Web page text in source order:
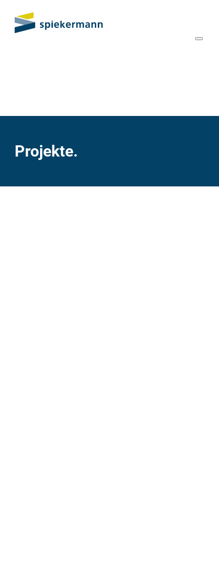
Projekte.